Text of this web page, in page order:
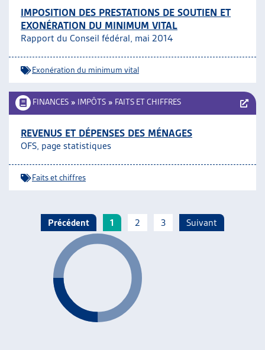
IMPOSITION DES PRESTATIONS DE SOUTIEN ET
EXONÉRATION DU MINIMUM VITAL
Rapport du Conseil fédéral, mai 2014
Exonération du minimum vital
FINANCES » IMPÔTS » FAITS ET CHIFFRES
REVENUS ET DÉPENSES DES MÉNAGES
OFS, page statistiques
Faits et chiffres
Précédent 1 2 3 Suivant